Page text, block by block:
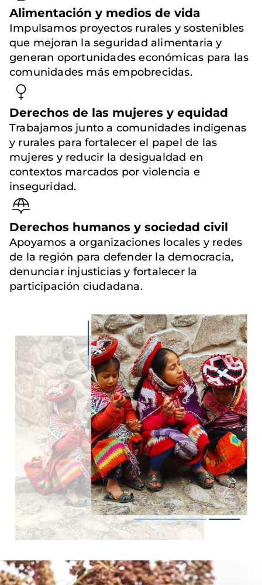
Alimentación y medios de vida
Impulsamos proyectos rurales y sostenibles
que mejoran la seguridad alimentaria y
generan oportunidades económicas para las
comunidades más empobrecidas.
Derechos de las mujeres y equidad
Trabajamos junto a comunidades indígenas
y rurales para fortalecer el papel de las
mujeres y reducir la desigualdad en
contextos marcados por violencia e
inseguridad.
Derechos humanos y sociedad civil
Apoyamos a organizaciones locales y redes
de la región para defender la democracia,
denunciar injusticias y fortalecer la
participación ciudadana.